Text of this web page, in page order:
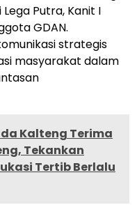
Putra, Kanit I
GDAN.
strategis
masyarakat dalam
Kalteng Terima
Tekankan
Tertib Berlalu